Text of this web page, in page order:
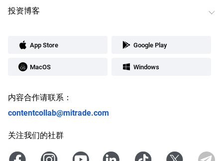
投资博客
App Store Google Play
MacOS Windows
内容合作请联系：
contentcollab@mitrade.com
关注我们的社群